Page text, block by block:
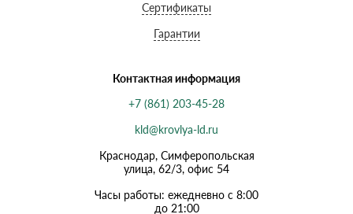
Сертификаты
Гарантии
Контактная информация
+7 (861) 203-45-28
kld@krovlya-ld.ru
Краснодар, Симферопольская
улица, 62/3, офис 54
Часы работы: ежедневно с 8:00
до 21:00